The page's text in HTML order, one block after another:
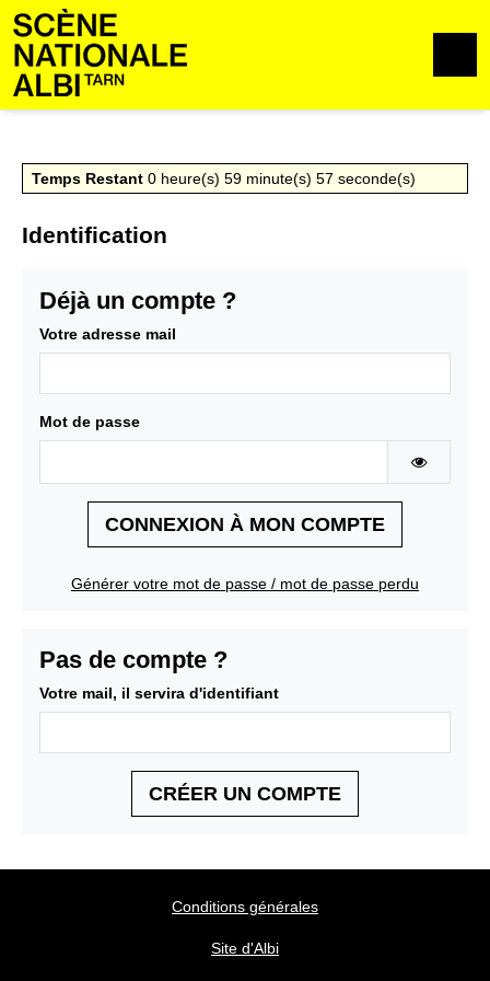
Aller au contenu
Temps Restant 0 heure(s) 59 minute(s) 57 seconde(s)
Identification
Déjà un compte ?
Votre adresse mail
Mot de passe
CONNEXION À MON COMPTE
Générer votre mot de passe / mot de passe perdu
Pas de compte ?
Votre mail, il servira d'identifiant
CRÉER UN COMPTE
Conditions générales
Site d'Albi